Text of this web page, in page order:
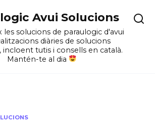
Avui Solucions
les solucions de paraulogic d'avui
diàries de solucions
incloent tutis i consells en català.
Mantén-te al dia